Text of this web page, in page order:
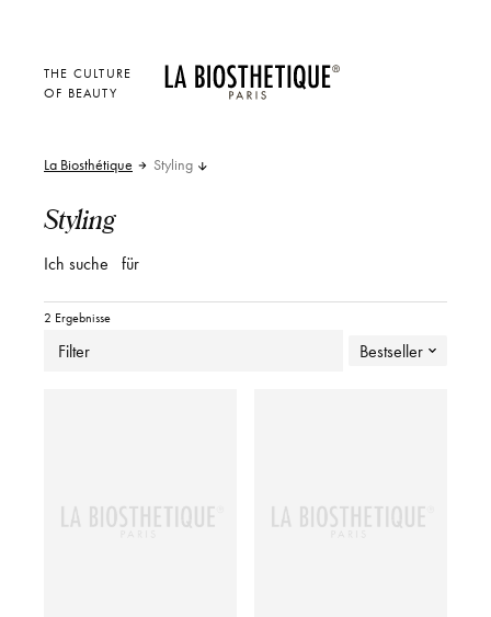
THE CULTURE
OF BEAUTY
La Biosthétique Styling
Styling
Ich suche für
2 Ergebnisse
Filter Bestseller